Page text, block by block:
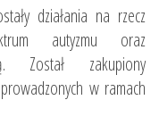
działania na rzecz
autyzmu oraz
Został zakupiony
w ramach